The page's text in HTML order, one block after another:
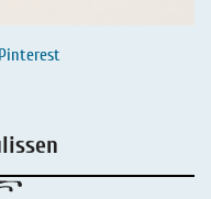
Pinterest